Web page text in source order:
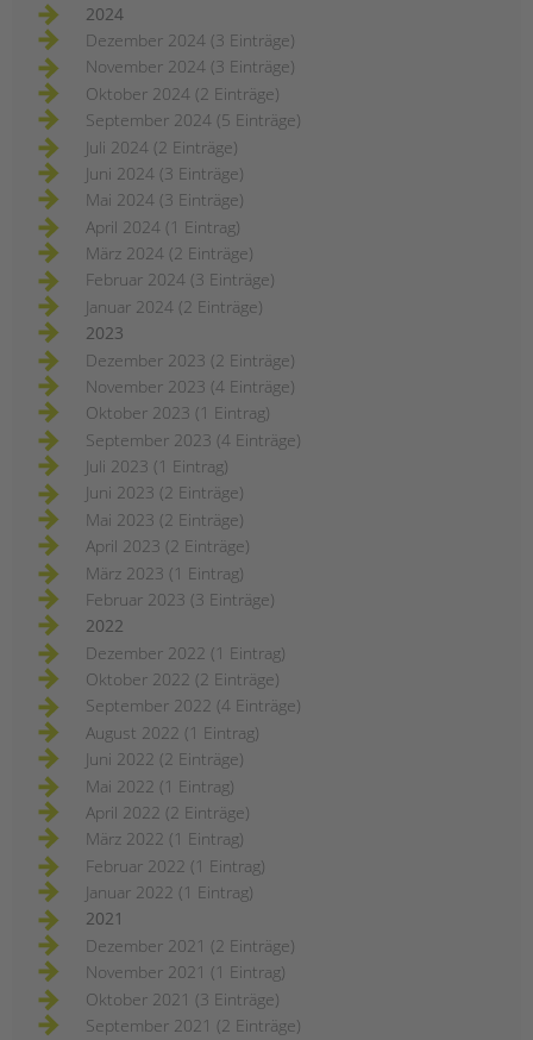
2024
Dezember 2024 (3 Einträge)
November 2024 (3 Einträge)
Oktober 2024 (2 Einträge)
September 2024 (5 Einträge)
Juli 2024 (2 Einträge)
Juni 2024 (3 Einträge)
Mai 2024 (3 Einträge)
April 2024 (1 Eintrag)
März 2024 (2 Einträge)
Februar 2024 (3 Einträge)
Januar 2024 (2 Einträge)
2023
Dezember 2023 (2 Einträge)
November 2023 (4 Einträge)
Oktober 2023 (1 Eintrag)
September 2023 (4 Einträge)
Juli 2023 (1 Eintrag)
Juni 2023 (2 Einträge)
Mai 2023 (2 Einträge)
April 2023 (2 Einträge)
März 2023 (1 Eintrag)
Februar 2023 (3 Einträge)
2022
Dezember 2022 (1 Eintrag)
Oktober 2022 (2 Einträge)
September 2022 (4 Einträge)
August 2022 (1 Eintrag)
Juni 2022 (2 Einträge)
Mai 2022 (1 Eintrag)
April 2022 (2 Einträge)
März 2022 (1 Eintrag)
Februar 2022 (1 Eintrag)
Januar 2022 (1 Eintrag)
2021
Dezember 2021 (2 Einträge)
November 2021 (1 Eintrag)
Oktober 2021 (3 Einträge)
September 2021 (2 Einträge)